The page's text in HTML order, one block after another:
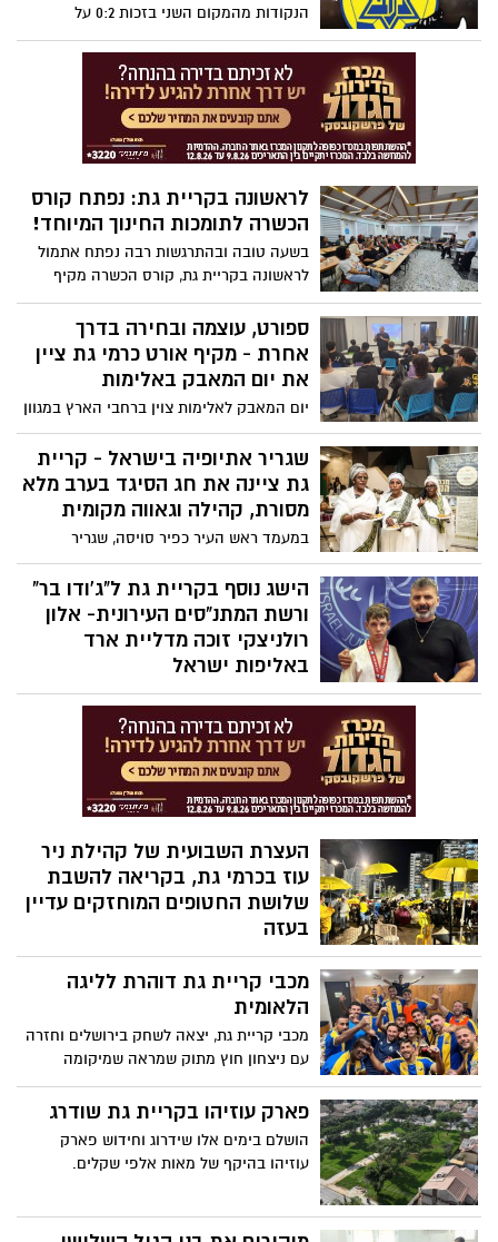
הנקודות מהמקום השני בזכות 0:2 על
מרמורק. מכבי קרית גת, שהוקמה מחדש
וחזרה לליגה א' אחרי חמש שנים, היא
המועמדת מספר 1 לעלייה אחרי שהעפילה
מליגה ב' וביצעה חיזוק משמעותי
לראשונה בקריית גת: נפתח קורס
הכשרה לתומכות החינוך המיוחד!
בשעה טובה ובהתרגשות רבה נפתח אתמול
לראשונה בקריית גת, קורס הכשרה מקיף
לתומכות החינוך המיוחד.
ספורט, עוצמה ובחירה בדרך
אחרת - מקיף אורט כרמי גת ציין
את יום המאבק באלימות
יום המאבק לאלימות צוין ברחבי הארץ במגוון
רחב של מיזמים ופעילויות. במקיף אורט כרמי
גת בחרו לעסוק בנושא מזווית מעשית
ומעצימה- האלימות בספורט והבחירה בדרך
של סבלנות, סובלנות, שליטה עצמית ואימוץ
ערכי הספורט.
שגריר אתיופיה בישראל - קריית
גת ציינה את חג הסיגד בערב מלא
מסורת, קהילה וגאווה מקומית
במעמד ראש העיר כפיר סויסה, שגריר
אתיופיה בישראל מר טספאיי איטיה, נציגי
משרד העליה והקליטה, חברי מועצה, קייסים,
תושבים ומכובדים רבים- ערב מרשים ומרגש
לציון חג הסיגד.
הישג נוסף בקריית גת ל"ג'ודו בר"
ורשת המתנ"סים העירונית- אלון
רולניצקי זוכה מדליית ארד
באליפות ישראל
תנו הרבה כבוד לאלון רולניצקי, זוכה המקום
ה-3 באליפות ישראל שהתקיימה השבוע
ברעננה- בה לקחו חלק מעל 600 ספורטאים
מכל רחבי הארץ.
העצרת השבועית של קהילת ניר
עוז בכרמי גת, בקריאה להשבת
שלושת החטופים המוחזקים עדיין
בעזה
בערב שבת התקיימה העצרת השבועית של
קהילת ניר עוז בכרמי גת, בקריאה להשבת
שלושת החטופים המוחזקים עדיין בעזה. גם
בגשם, וגם לאחר שחזרו כל חטופי ניר עוז,
מחויבותנו נשארת כשהייתה! לא נעצור עד
וקריטית לריפוי.
מכבי קריית גת דוהרת לליגה
הלאומית
מכבי קריית גת, יצאה לשחק בירושלים וחזרה
עם ניצחון חוץ מתוק שמראה שמיקומה
הראשון בליגה א' הוא המקום הנכון ובעיר
מאמינים שהשנה קריית גת תעלה לליגה
פארק עוזיהו בקריית גת שודרג
הושלם בימים אלו שידרוג וחידוש פארק
עוזיהו בהיקף של מאות אלפי שקלים.